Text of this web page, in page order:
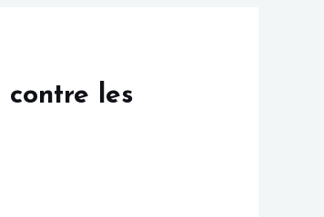
les